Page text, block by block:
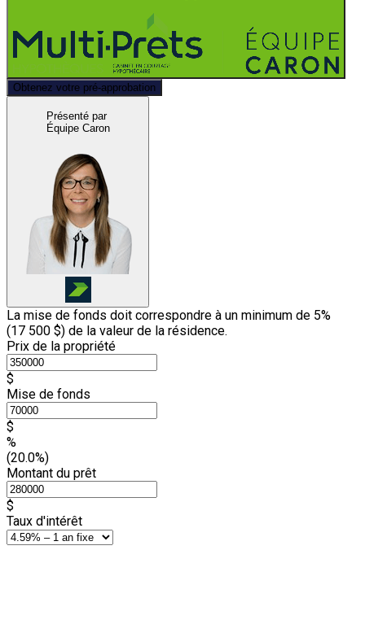
Obtenez votre pré-approbation
Présenté par
Équipe Caron
La mise de fonds doit correspondre à un minimum de 5%
(17 500 $) de la valeur de la résidence.
Prix de la propriété
$
Mise de fonds
$
%
(20.0%)
Montant du prêt
$
Taux d'intérêt